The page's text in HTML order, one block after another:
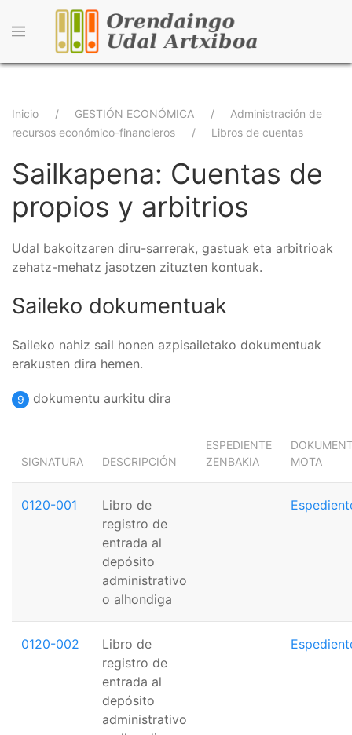
contenido
principal
Sobrescribir
enlaces
de
ayuda
a
la
navegación
Inicio GESTIÓN ECONÓMICA
Administración de
recursos económico-financieros
Libros de cuentas
Sailkapena: Cuentas de
propios y arbitrios
Udal bakoitzaren diru-sarrerak, gastuak eta arbitrioak
zehatz-mehatz jasotzen zituzten kontuak.
Saileko dokumentuak
Saileko nahiz sail honen azpisailetako dokumentuak
erakusten dira hemen.
9 dokumentu aurkitu dira
SIGNATURA DESCRIPCIÓN
ESPEDIENTE
ZENBAKIA
MOTA
0120-001
Libro de
registro de
entrada al
depósito
administrativo
o alhondiga
0120-002
Libro de
registro de
entrada al
depósito
administrativo